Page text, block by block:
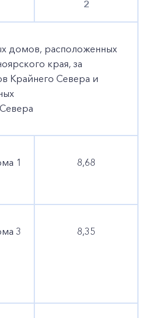
2
домов, расположенных
края, за
Крайнего Севера и
1
8,68
3
8,35